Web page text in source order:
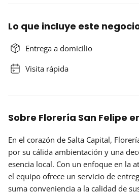
Lo que incluye este
Entrega a domicilio
Visita rápida
Sobre Florería San Felipe
En el corazón de Salta Capital,
por su cálida ambientación y una
esencia local. Con un enfoque en la
el equipo ofrece un servicio de
suma conveniencia a la calidad de